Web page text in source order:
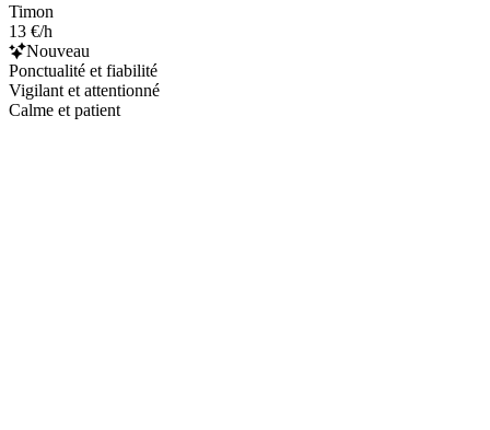
Timon
13 €/h
Nouveau
Ponctualité et fiabilité
Vigilant et attentionné
Calme et patient